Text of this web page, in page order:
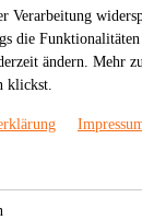
Verarbeitung
die
ändern. Mehr
klickst.